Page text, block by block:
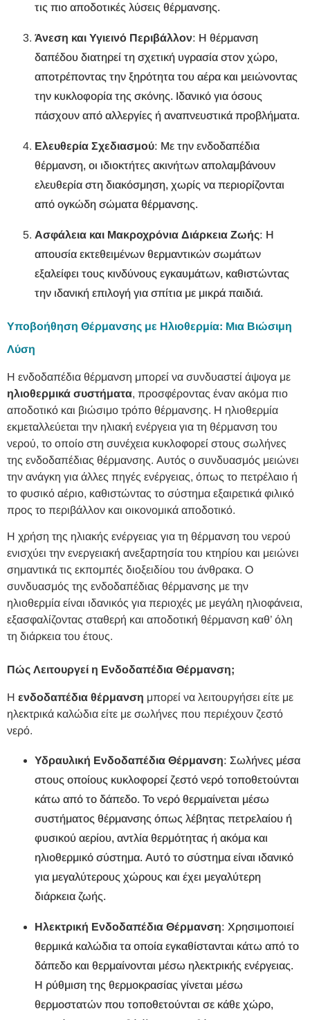
τις πιο αποδοτικές λύσεις θέρμανσης.
Άνεση και Υγιεινό Περιβάλλον: Η θέρμανση
δαπέδου διατηρεί τη σχετική υγρασία στον χώρο,
αποτρέποντας την ξηρότητα του αέρα και μειώνοντας
την κυκλοφορία της σκόνης. Ιδανικό για όσους
πάσχουν από αλλεργίες ή αναπνευστικά προβλήματα.
Ελευθερία Σχεδιασμού: Με την ενδοδαπέδια
θέρμανση, οι ιδιοκτήτες ακινήτων απολαμβάνουν
ελευθερία στη διακόσμηση, χωρίς να περιορίζονται
από ογκώδη σώματα θέρμανσης.
Ασφάλεια και Μακροχρόνια Διάρκεια Ζωής: Η
απουσία εκτεθειμένων θερμαντικών σωμάτων
εξαλείφει τους κινδύνους εγκαυμάτων, καθιστώντας
την ιδανική επιλογή για σπίτια με μικρά παιδιά.
Υποβοήθηση Θέρμανσης με Ηλιοθερμία: Μια Βιώσιμη
Λύση
Η ενδοδαπέδια θέρμανση μπορεί να συνδυαστεί άψογα με
ηλιοθερμικά συστήματα, προσφέροντας έναν ακόμα πιο
αποδοτικό και βιώσιμο τρόπο θέρμανσης. Η ηλιοθερμία
εκμεταλλεύεται την ηλιακή ενέργεια για τη θέρμανση του
νερού, το οποίο στη συνέχεια κυκλοφορεί στους σωλήνες
της ενδοδαπέδιας θέρμανσης. Αυτός ο συνδυασμός μειώνει
την ανάγκη για άλλες πηγές ενέργειας, όπως το πετρέλαιο ή
το φυσικό αέριο, καθιστώντας το σύστημα εξαιρετικά φιλικό
προς το περιβάλλον και οικονομικά αποδοτικό.
Η χρήση της ηλιακής ενέργειας για τη θέρμανση του νερού
ενισχύει την ενεργειακή ανεξαρτησία του κτηρίου και μειώνει
σημαντικά τις εκπομπές διοξειδίου του άνθρακα. Ο
συνδυασμός της ενδοδαπέδιας θέρμανσης με την
ηλιοθερμία είναι ιδανικός για περιοχές με μεγάλη ηλιοφάνεια,
εξασφαλίζοντας σταθερή και αποδοτική θέρμανση καθ’ όλη
τη διάρκεια του έτους.
Πώς Λειτουργεί η Ενδοδαπέδια Θέρμανση;
Η ενδοδαπέδια θέρμανση μπορεί να λειτουργήσει είτε με
ηλεκτρικά καλώδια είτε με σωλήνες που περιέχουν ζεστό
νερό.
Υδραυλική Ενδοδαπέδια Θέρμανση: Σωλήνες μέσα
στους οποίους κυκλοφορεί ζεστό νερό τοποθετούνται
κάτω από το δάπεδο. Το νερό θερμαίνεται μέσω
συστήματος θέρμανσης όπως λέβητας πετρελαίου ή
φυσικού αερίου, αντλία θερμότητας ή ακόμα και
ηλιοθερμικό σύστημα. Αυτό το σύστημα είναι ιδανικό
για μεγαλύτερους χώρους και έχει μεγαλύτερη
διάρκεια ζωής.
Ηλεκτρική Ενδοδαπέδια Θέρμανση: Χρησιμοποιεί
θερμικά καλώδια τα οποία εγκαθίστανται κάτω από το
δάπεδο και θερμαίνονται μέσω ηλεκτρικής ενέργειας.
Η ρύθμιση της θερμοκρασίας γίνεται μέσω
θερμοστατών που τοποθετούνται σε κάθε χώρο,